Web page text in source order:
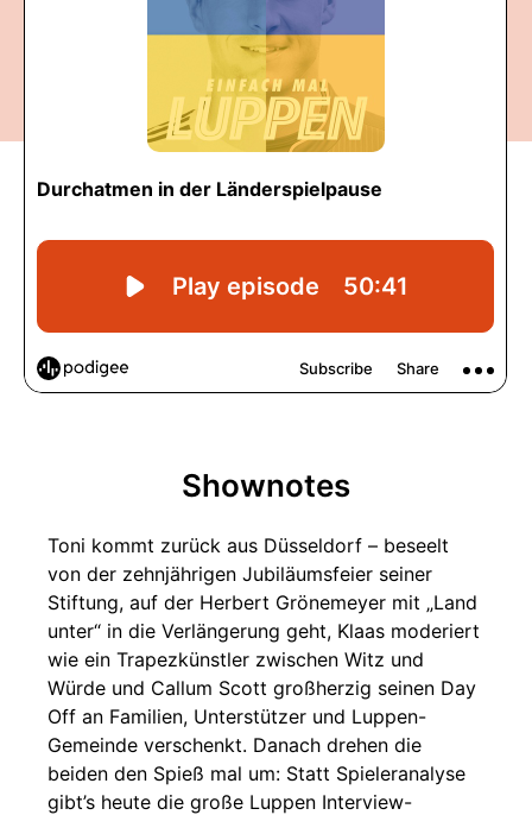
Shownotes
Toni kommt zurück aus Düsseldorf – beseelt
von der zehnjährigen Jubiläumsfeier seiner
Stiftung, auf der Herbert Grönemeyer mit „Land
unter“ in die Verlängerung geht, Klaas moderiert
wie ein Trapezkünstler zwischen Witz und
Würde und Callum Scott großherzig seinen Day
Off an Familien, Unterstützer und Luppen-
Gemeinde verschenkt. Danach drehen die
beiden den Spieß mal um: Statt Spieleranalyse
gibt’s heute die große Luppen Interview-